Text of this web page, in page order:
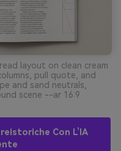
layout on clean cream
pull quote, and
and sand neutrals,
scene --ar 16:9
Con L’IA